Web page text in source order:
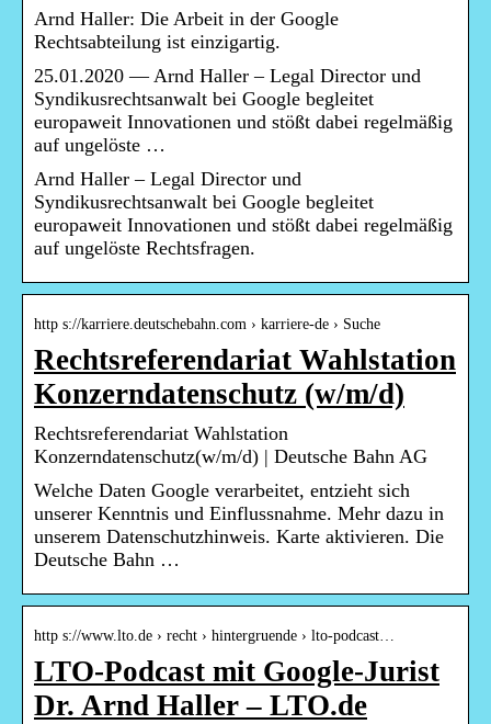
Arnd Haller: Die Arbeit in der Google
Rechtsabteilung ist einzigartig.
25.01.2020 — Arnd Haller – Legal Director und
Syndikusrechtsanwalt bei Google begleitet
europaweit Innovationen und stößt dabei regelmäßig
auf ungelöste …
Arnd Haller – Legal Director und
Syndikusrechtsanwalt bei Google begleitet
europaweit Innovationen und stößt dabei regelmäßig
auf ungelöste Rechtsfragen.
http s://karriere.deutschebahn.com › karriere-de › Suche
Rechtsreferendariat Wahlstation
Konzerndatenschutz (w/m/d)
Rechtsreferendariat Wahlstation
Konzerndatenschutz(w/m/d) | Deutsche Bahn AG
Welche Daten Google verarbeitet, entzieht sich
unserer Kenntnis und Einflussnahme. Mehr dazu in
unserem Datenschutzhinweis. Karte aktivieren. Die
Deutsche Bahn …
http s://www.lto.de › recht › hintergruende › lto-podcast…
LTO-Podcast mit Google-Jurist
Dr. Arnd Haller – LTO.de